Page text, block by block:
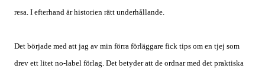
resa. I efterhand är historien rätt underhållande.
Det började med att jag av min förra förläggare fick tips om en tjej som
drev ett litet no-label förlag. Det betyder att de ordnar med det praktiska